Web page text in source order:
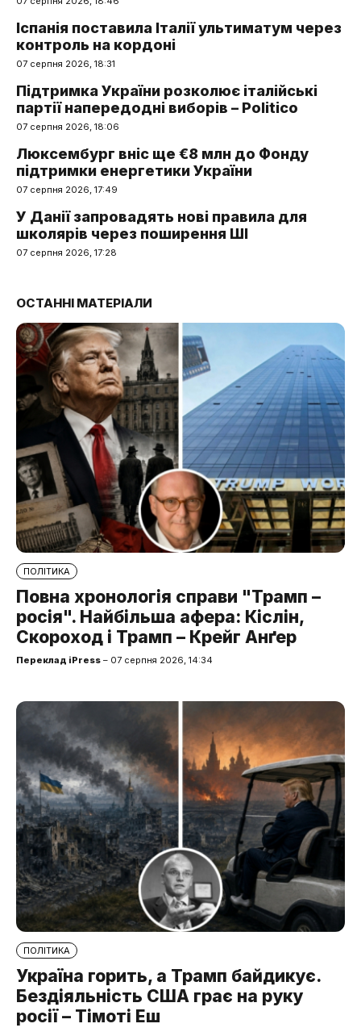
Іспанія поставила Італії ультиматум через
контроль на кордоні
07 серпня 2026, 18:31
Підтримка України розколює італійські
партії напередодні виборів – Politico
07 серпня 2026, 18:06
Люксембург вніс ще €8 млн до Фонду
підтримки енергетики України
07 серпня 2026, 17:49
У Данії запровадять нові правила для
школярів через поширення ШІ
07 серпня 2026, 17:28
ОСТАННІ МАТЕРІАЛИ
ПОЛІТИКА
Повна хронологія справи "Трамп –
росія". Найбільша афера: Кіслін,
Скороход і Трамп – Крейг Анґер
Переклад iPress – 07 серпня 2026, 14:34
ПОЛІТИКА
Україна горить, а Трамп байдикує.
Бездіяльність США грає на руку
росії – Тімоті Еш